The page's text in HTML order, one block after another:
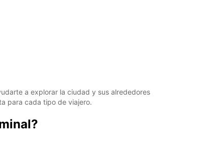
a explorar la ciudad y sus alrededores
para cada tipo de viajero.